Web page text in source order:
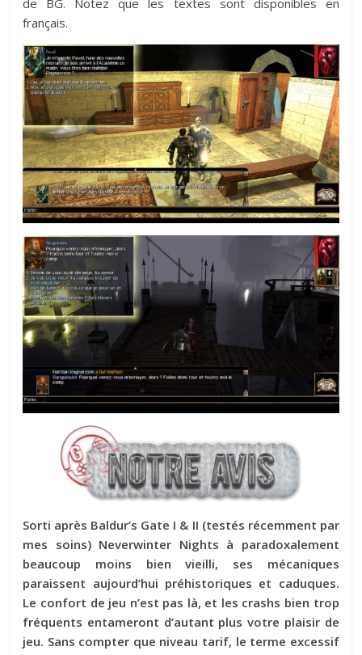
de BG. Notez que les textes sont disponibles en
français.
Sorti après Baldur’s Gate I & II (testés récemment par
mes soins) Neverwinter Nights à paradoxalement
beaucoup moins bien vieilli, ses mécaniques
paraissent aujourd’hui préhistoriques et caduques.
Le confort de jeu n’est pas là, et les crashs bien trop
fréquents entameront d’autant plus votre plaisir de
jeu. Sans compter que niveau tarif, le terme excessif